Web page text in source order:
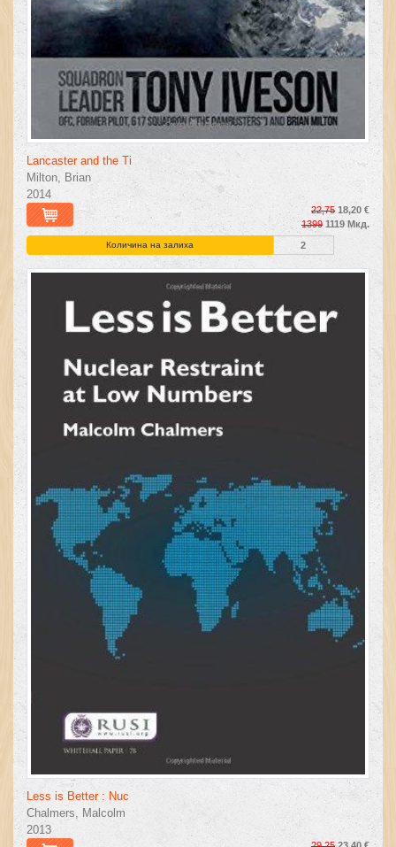
Lancaster and the Ti
Milton, Brian
2014
22,75 18,20 €
1399 1119 Мкд.
Количина на залиха 2
Less is Better : Nuc
Chalmers, Malcolm
2013